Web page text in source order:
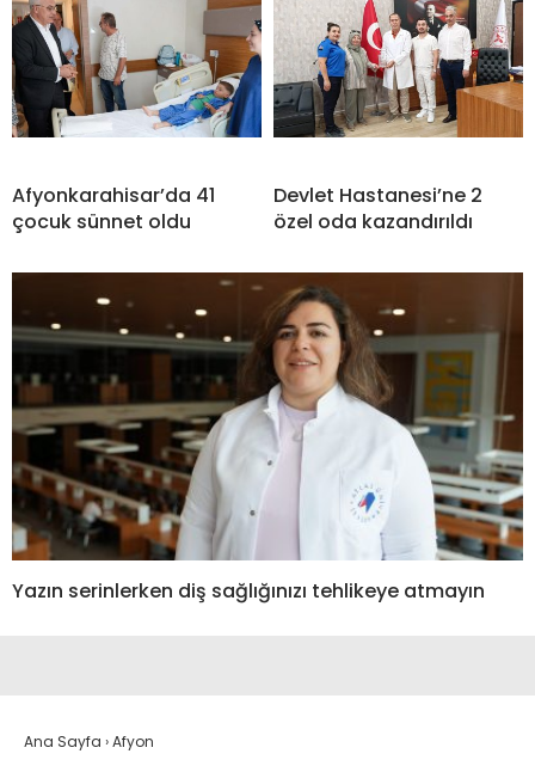
Afyonkarahisar’da 41
çocuk sünnet oldu
Devlet Hastanesi’ne 2
özel oda kazandırıldı
Yazın serinlerken diş sağlığınızı tehlikeye atmayın
Ana Sayfa ›Afyon